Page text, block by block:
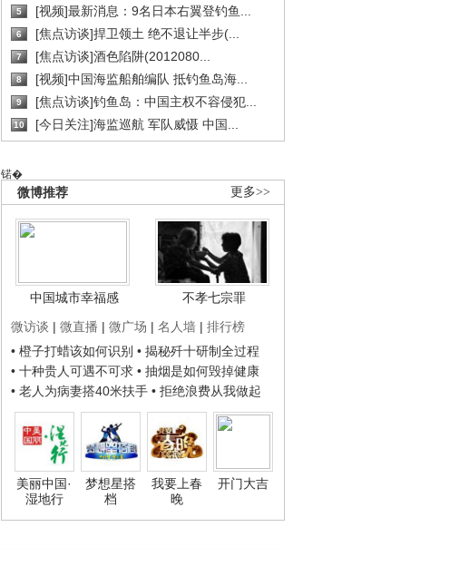
5 [视频]最新消息：9名日本右翼登钓鱼...
6 [焦点访谈]捍卫领土 绝不退让半步(...
7 [焦点访谈]酒色陷阱(2012080...
8 [视频]中国海监船舶编队 抵钓鱼岛海...
9 [焦点访谈]钓鱼岛：中国主权不容侵犯...
10 [今日关注]海监巡航 军队威慑 中国...
锘�
更多>>
微博推荐
中国城市幸福感
不孝七宗罪
微访谈 | 微直播 | 微广场 | 名人墙 | 排行榜
• 橙子打蜡该如何识别 • 揭秘歼十研制全过程
• 十种贵人可遇不可求 • 抽烟是如何毁掉健康
• 老人为病妻搭40米扶手 • 拒绝浪费从我做起
美丽中国·
湿地行
梦想星搭
档
我要上春
晚
开门大吉